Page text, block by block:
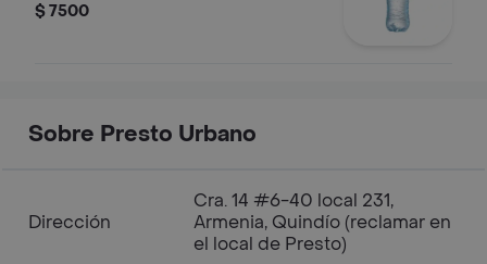
$ 7500
Sobre Presto Urbano
Dirección
Cra. 14 #6-40 local 231,
Armenia, Quindío (reclamar en
el local de Presto)